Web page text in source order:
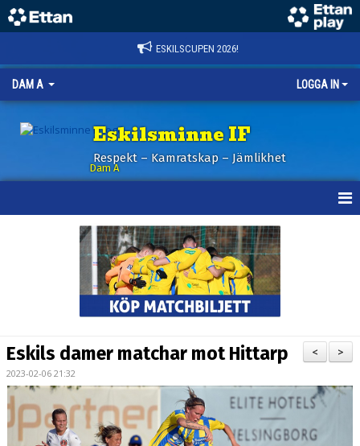
ESKILSCUPEN 2026!
DAM A LOGGA IN
Eskilsminne IF
Respekt – Kamratskap – Jämlikhet
Dam A
BILDGALLERI
DOKUMENT
KONTAKT
>
<
Eskils damer matchar mot Hittarp
2023-02-06 21:32